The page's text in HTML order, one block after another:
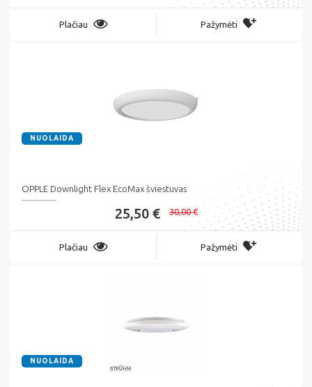
Plačiau Pažymėti
NUOLAIDA
OPPLE Downlight Flex EcoMax šviestuvas
25,50 € 30,00 €
Plačiau Pažymėti
NUOLAIDA